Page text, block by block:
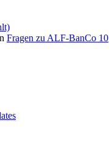
Fragen zu ALF-BanCo 10